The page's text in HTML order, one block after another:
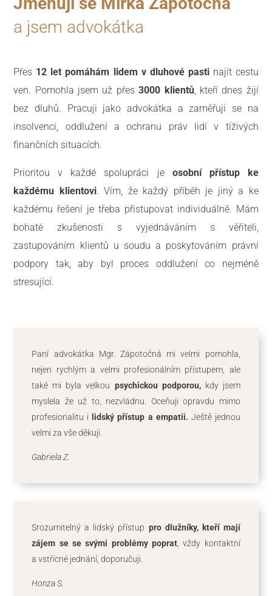
a jsem advokátka
Přes 12 let pomáhám lidem v dluhové pastinajít cestu
ven. Pomohla jsem už přes3000 klientů, kteří dnes žijí
bez dluhů. Pracuji jako advokátka a zaměřuji se na
insolvenci, oddlužení a ochranu práv lidí v tíživých
finančních situacích.
Prioritou v každé spolupráci je osobní přístup ke
každému klientovi. Vím, že každý příběh je jiný a ke
každému řešení je třeba přistupovat individuálně. Mám
bohaté zkušenosti s vyjednáváním s věřiteli,
zastupováním klientů u soudu a poskytováním právní
podpory tak, aby byl proces oddlužení co nejméně
stresující.
Paní advokátka Mgr. Zápotočná mi velmi pomohla,
nejen rychlým a velmi profesionálním přístupem, ale
také mi byla velkou psychickou podporou,kdy jsem
myslela že už to, nezvládnu. Oceňuji opravdu mimo
profesionalitu i
lidský přístup a empatii. Ještě jednou
velmi za vše děkuji.
Gabriela Z.
Srozumitelný a lidský přístup pro dlužníky, kteří mají
zájem se se svými problémy poprat, vždy kontaktní
a vstřícné jednání, doporučuji.
Honza S.